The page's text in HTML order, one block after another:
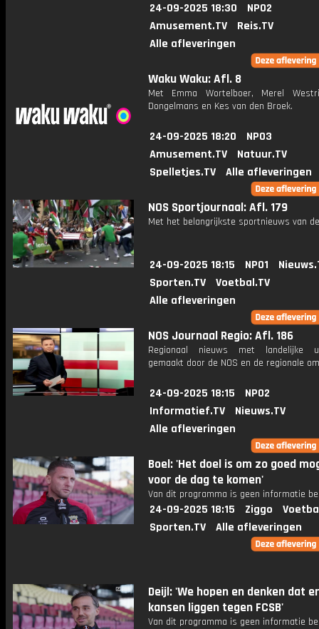
24-09-2025 18:30
NPO2
Amusement.TV
Reis.TV
Alle afleveringen
Waku Waku: Afl. 8
Met Emma Wortelboer, Merel
Dongelmans en Kes van den Broek.
24-09-2025 18:20
NPO3
Amusement.TV
Natuur.TV
Spelletjes.TV
Alle afleveringen
NOS Sportjournaal: Afl. 179
Met het belangrijkste sportnieuws van
24-09-2025 18:15 NPO1
Sporten.TV
Voetbal.TV
Alle afleveringen
NOS Journaal Regio: Afl. 186
Regionaal nieuws met landelijke
gemaakt door de NOS en de regionale
24-09-2025 18:15
NPO2
Informatief.TV
Nieuws.TV
Alle afleveringen
Boel: 'Het doel is om zo goed
voor de dag te komen'
Van dit programma is geen informatie
24-09-2025 18:15 Ziggo
Sporten.TV
Alle afleveringen
Deijl: 'We hopen en denken dat er
kansen liggen tegen FCSB'
Van dit programma is geen informatie